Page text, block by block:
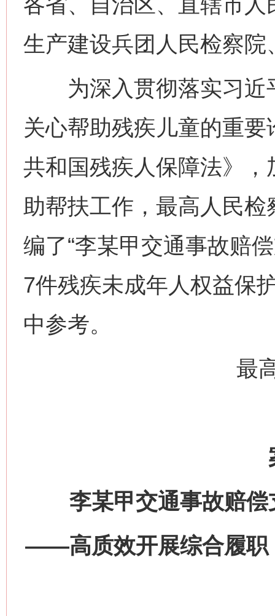
生产建设兵团人民检察
为深入贯彻落实习近
关心帮助残疾儿童的重
共和国残疾人保障法》
助帮扶工作，最高人民
编了“李某甲交通事故赔
7件残疾未成年人权益保
中参考。
最
李某甲交通事故赔
——高质效开展综合履职